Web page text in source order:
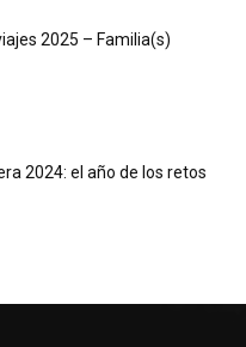
2025 – Familia(s)
2024: el año de los retos